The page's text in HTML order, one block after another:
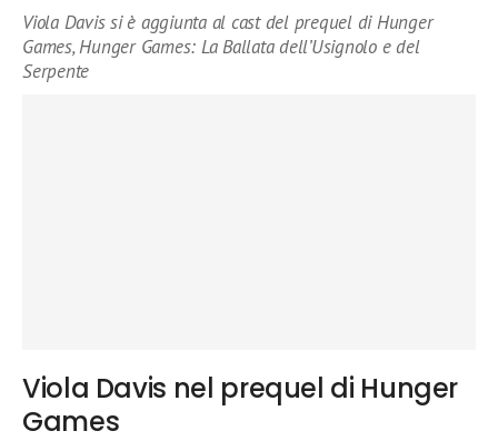
Viola Davis si è aggiunta al cast del prequel di Hunger
Games, Hunger Games: La Ballata dell’Usignolo e del
Serpente
Viola Davis nel prequel di Hunger
Games